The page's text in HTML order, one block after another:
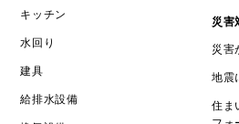
キッチン
水回り
建具
給排水設備
災害
災害
地震
住ま